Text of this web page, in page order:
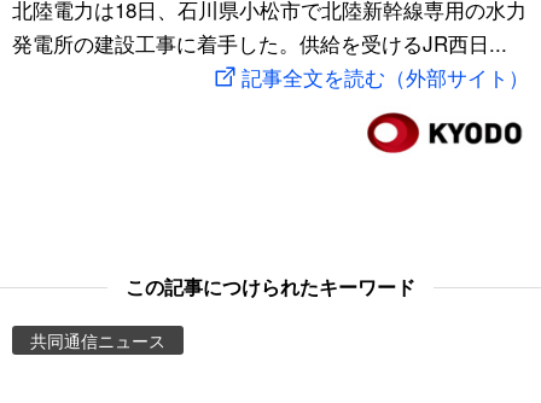
文化
動画/Live
Images
People
スポーツ・東京2020
北陸電力は18日、石川県小松市で北陸新幹線専用の水力
発電所の建設工事に着手した。供給を受けるJR西日...
記事全文を読む（外部サイト）
この記事につけられたキーワード
共同通信ニュース